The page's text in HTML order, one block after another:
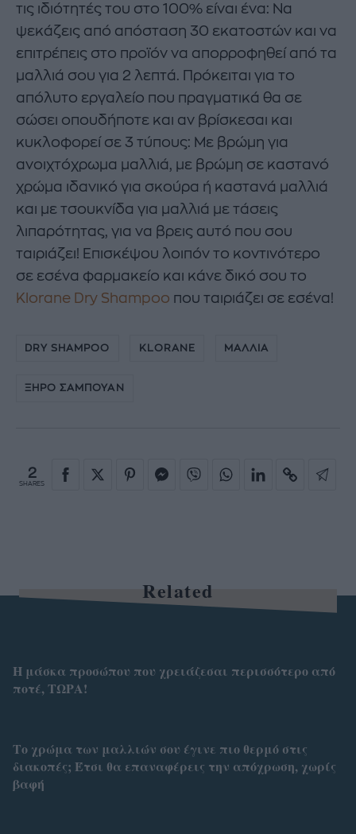
τις ιδιότητές του στο 100% είναι ένα: Να
ψεκάζεις από απόσταση 30 εκατοστών και να
επιτρέπεις στο προϊόν να απορροφηθεί από τα
μαλλιά σου για 2 λεπτά. Πρόκειται για το
απόλυτο εργαλείο που πραγματικά θα σε
σώσει οπουδήποτε και αν βρίσκεσαι και
κυκλοφορεί σε 3 τύπους: Με βρώμη για
ανοιχτόχρωμα μαλλιά, με βρώμη σε καστανό
χρώμα ιδανικό για σκούρα ή καστανά μαλλιά
και με τσουκνίδα για μαλλιά με τάσεις
λιπαρότητας, για να βρεις αυτό που σου
ταιριάζει! Επισκέψου λοιπόν το κοντινότερο
σε εσένα φαρμακείο και κάνε δικό σου το
Klorane Dry Shampoo που ταιριάζει σε εσένα!
DRY SHAMPOO KLORANE ΜΑΛΛΙΑ
ΞΗΡΟ ΣΑΜΠΟΥΑΝ
2
SHARES
Related
Η μάσκα προσώπου που χρειάζεσαι περισσότερο από
ποτέ, ΤΩΡΑ!
Το χρώμα των μαλλιών σου έγινε πιο θερμό στις
διακοπές; Έτσι θα επαναφέρεις την απόχρωση, χωρίς
βαφή